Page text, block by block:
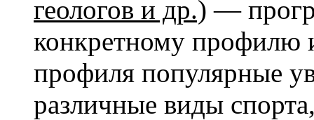
геологов и др.) —
конкретному профилю
профиля популярные
различные виды